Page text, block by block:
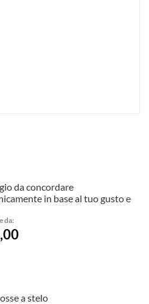
da concordare
in base al tuo gusto e
da:
a stelo